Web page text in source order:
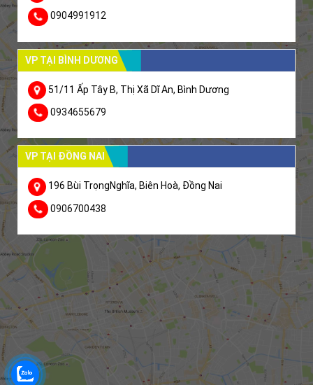
0904991912
VP TẠI BÌNH DƯƠNG
51/11 Ấp Tây B, Thị Xã Dĩ An, Bình Dương
0934655679
VP TẠI ĐỒNG NAI
196 Bùi TrọngNghĩa, Biên Hoà, Đồng Nai
0906700438